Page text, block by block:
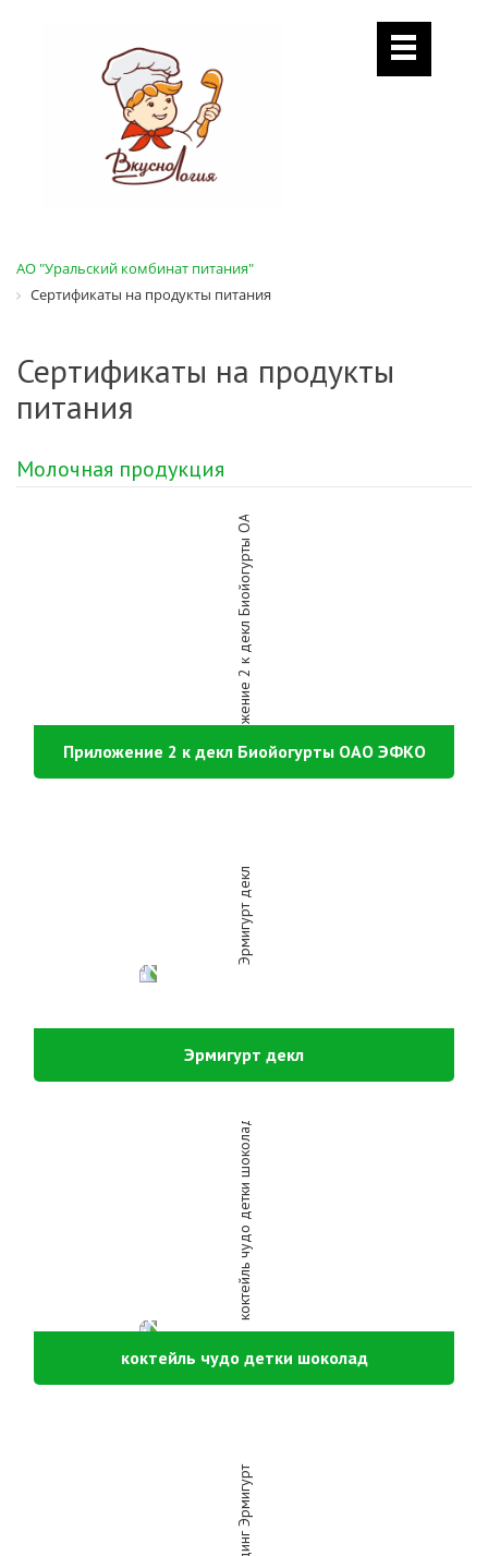
АО "Уральский комбинат питания"
Сертификаты на продукты питания
Сертификаты на продукты
питания
Молочная продукция
Приложение 2 к декл Биойогурты ОАО ЭФКО
Эрмигурт декл
коктейль чудо детки шоколад